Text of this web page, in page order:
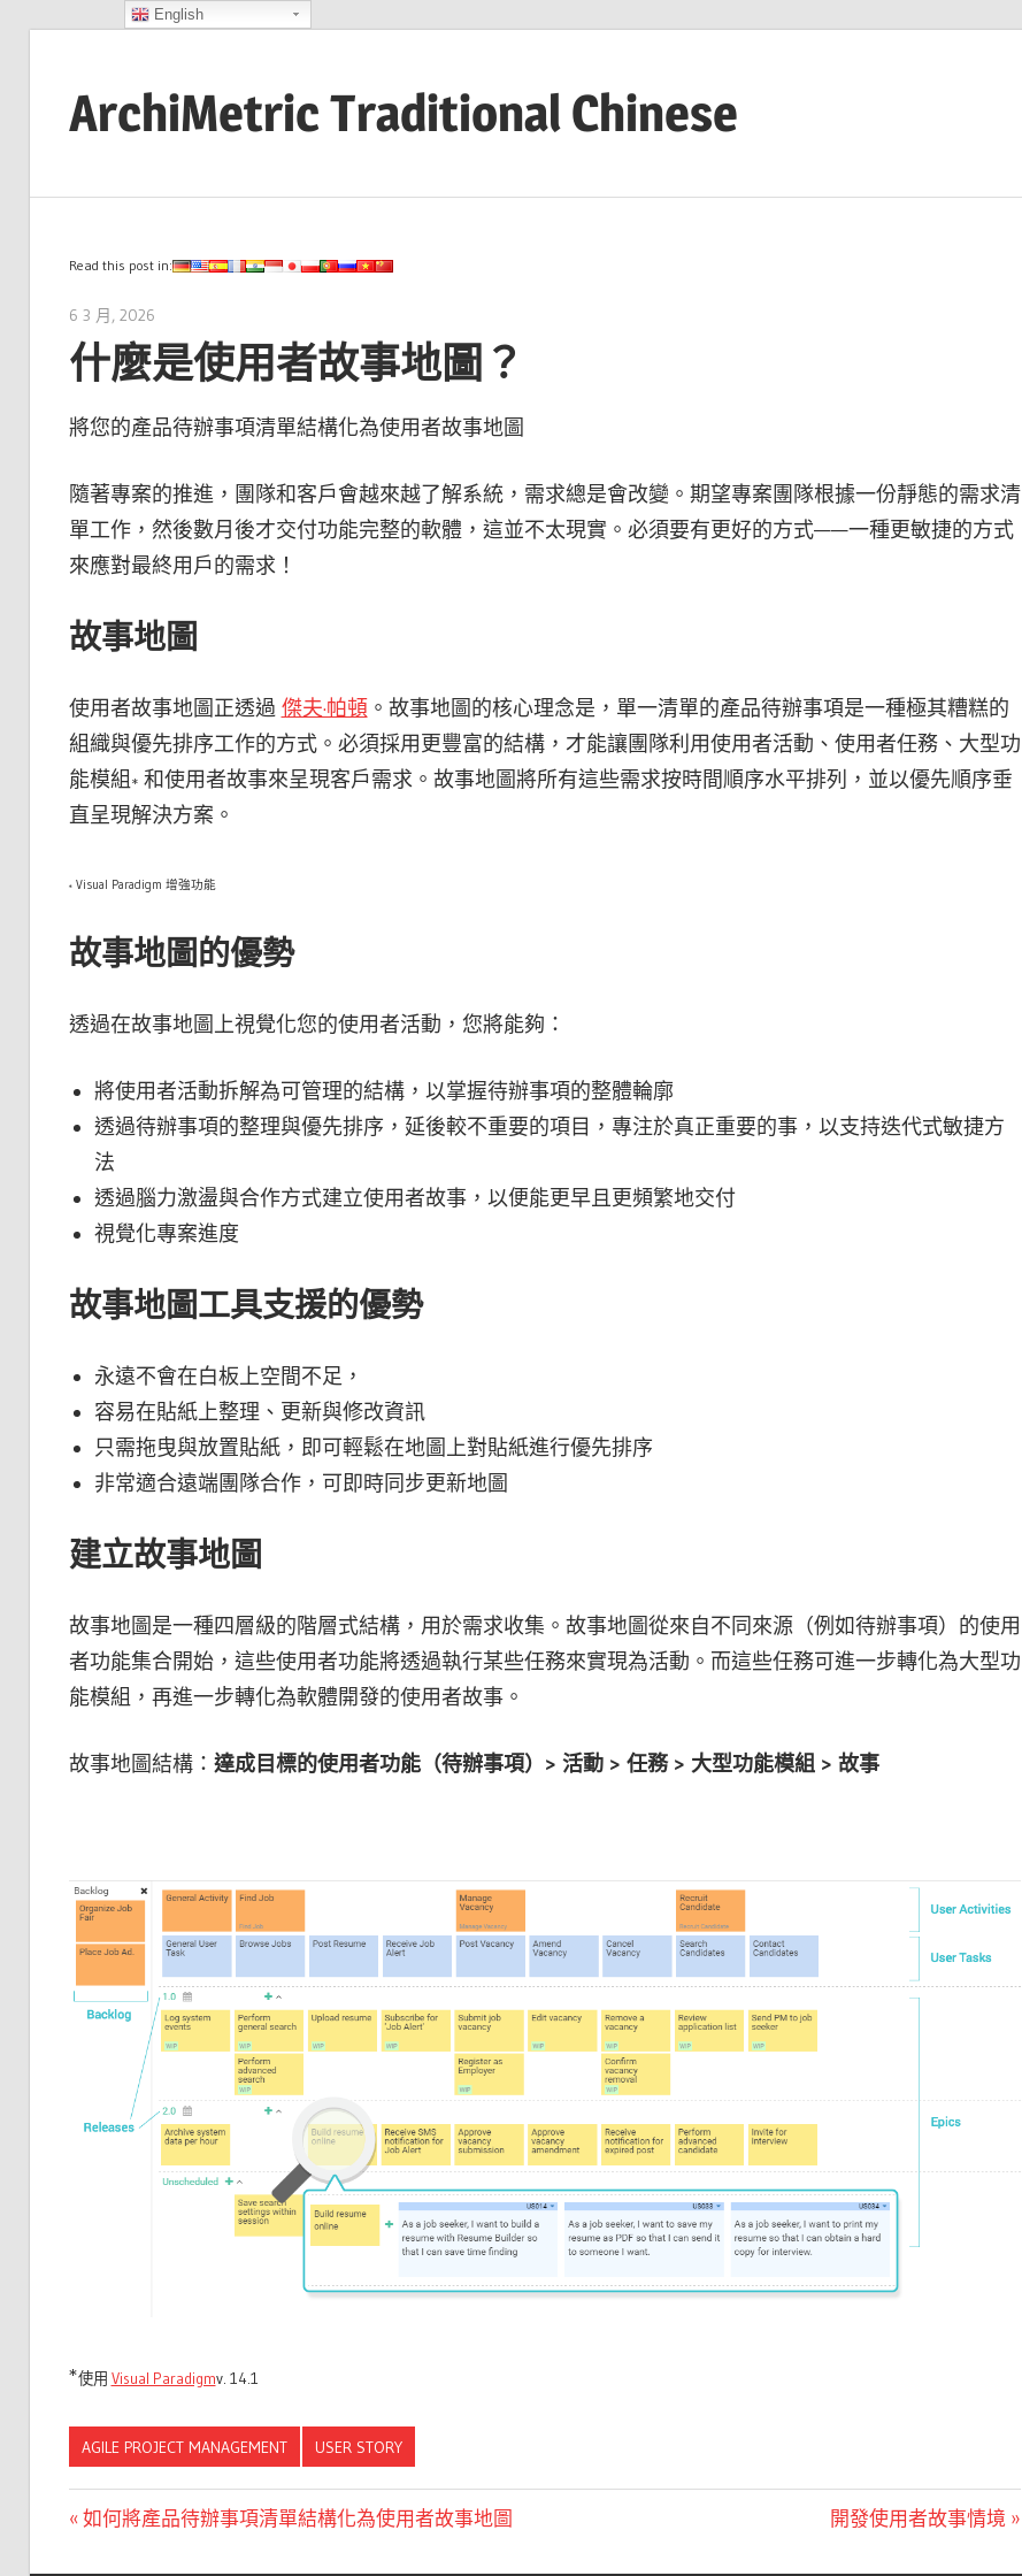
contentArchiMetric Traditional Chinese
Dev
Scrum,
and
More
Read this post in:
6 3 月, 2026
什麼是使用者故事地圖？
將您的產品待辦事項清單結構化為使用者故事地圖
隨著專案的推進，團隊和客戶會越來越了解系統，需求總是會改變。期望專案團隊根據一份靜態的需求清
單工作，然後數月後才交付功能完整的軟體，這並不太現實。必須要有更好的方式——一種更敏捷的方式
來應對最終用戶的需求！
故事地圖
使用者故事地圖正透過 傑夫·帕頓 。故事地圖的核心理念是，單一清單的產品待辦事項是一種極其糟糕的
組織與優先排序工作的方式。必須採用更豐富的結構，才能讓團隊利用使用者活動、使用者任務、大型功
能模組*和使用者故事來呈現客戶需求。故事地圖將所有這些需求按時間順序水平排列，並以優先順序垂
直呈現解決方案。
* Visual Paradigm 增強功能
故事地圖的優勢
透過在故事地圖上視覺化您的使用者活動，您將能夠：
將使用者活動拆解為可管理的結構，以掌握待辦事項的整體輪廓
透過待辦事項的整理與優先排序，延後較不重要的項目，專注於真正重要的事，以支持迭代式敏捷方
法
透過腦力激盪與合作方式建立使用者故事，以便能更早且更頻繁地交付
視覺化專案進度
故事地圖工具支援的優勢
永遠不會在白板上空間不足，
容易在貼紙上整理、更新與修改資訊
只需拖曳與放置貼紙，即可輕鬆在地圖上對貼紙進行優先排序
非常適合遠端團隊合作，可即時同步更新地圖
建立故事地圖
故事地圖是一種四層級的階層式結構，用於需求收集。故事地圖從來自不同來源（例如待辦事項）的使用
者功能集合開始，這些使用者功能將透過執行某些任務來實現為活動。而這些任務可進一步轉化為大型功
能模組，再進一步轉化為軟體開發的使用者故事。
故事地圖結構： 達成目標的使用者功能（待辦事項）> 活動 > 任務 > 大型功能模組 > 故事
*使用 Visual Paradigmv. 14.1
AGILE PROJECT MANAGEMENT USER STORY
文
章
Previous
如何將產品待辦事項清單結構化為使用者故事地圖
Next
開發使用者故事情境
English